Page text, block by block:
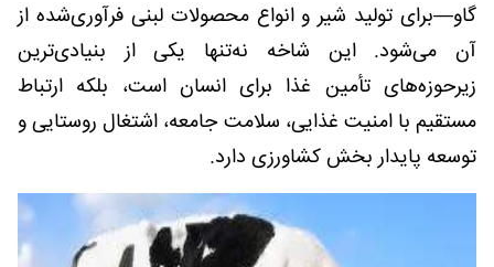
گاو—برای تولید شیر و انواع محصولات لبنی فرآوری‌شده از
آن می‌شود. این شاخه نه‌تنها یکی از بنیادی‌ترین
زیرحوزه‌های تأمین غذا برای انسان است، بلکه ارتباط
مستقیم با امنیت غذایی، سلامت جامعه، اشتغال روستایی و
توسعه پایدار بخش کشاورزی دارد.